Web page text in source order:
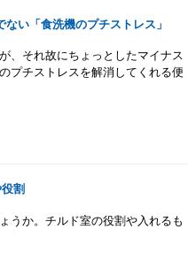
い「食洗機のプチストレス」
、それ故にちょっとしたマイナス
プチストレスを解消してくれる便
割
うか。チルド室の役割や入れるも